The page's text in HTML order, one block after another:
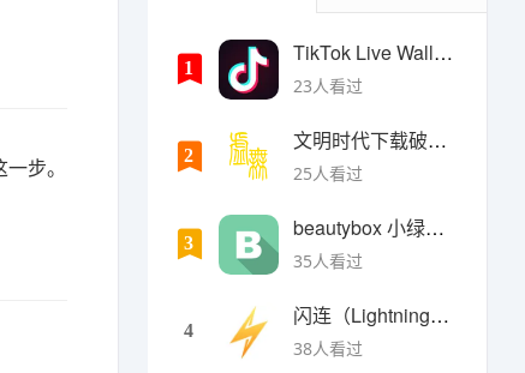
步。
1
TikTok Live Wallpaper
23人看过
2
文明时代下载破解版无限金币最新版
25人看过
3
beautybox 小绿盒正版最新免费下载
35人看过
4
闪连（LightningX）加速器app
38人看过